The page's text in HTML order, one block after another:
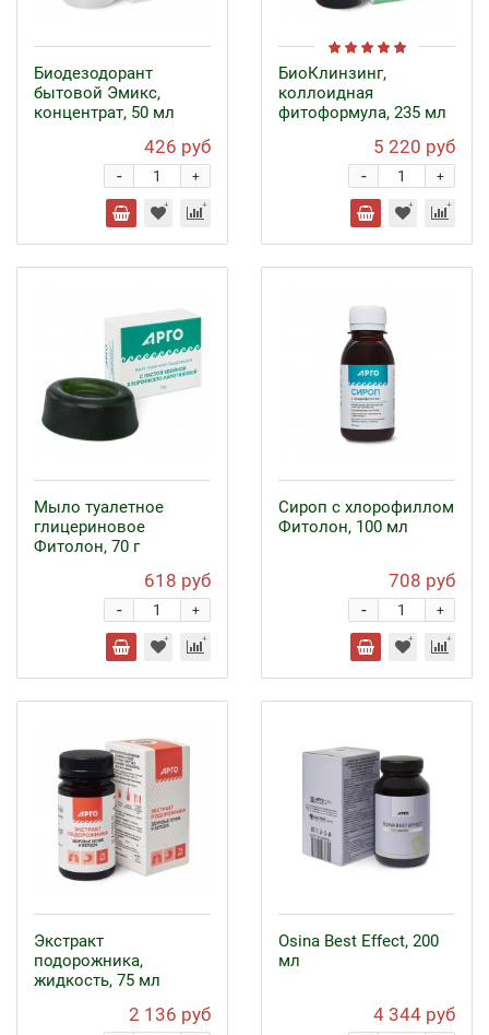
Биодезодорант
бытовой Эмикс,
концентрат, 50 мл
426 руб
+
-
БиоКлинзинг,
коллоидная
фитоформула, 235 мл
5 220 руб
+
-
Мыло туалетное
глицериновое
Фитолон, 70 г
618 руб
+
-
Сироп с хлорофиллом
Фитолон, 100 мл
708 руб
+
-
Экстракт
подорожника,
жидкость, 75 мл
2 136 руб
Osina Best Effect, 200
мл
4 344 руб